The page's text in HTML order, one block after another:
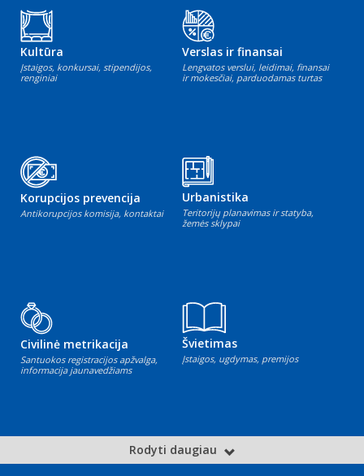
Kultūra
Įstaigos, konkursai, stipendijos,
renginiai
Verslas ir finansai
Lengvatos verslui, leidimai, finansai
ir mokesčiai, parduodamas turtas
Korupcijos prevencija
Antikorupcijos komisija, kontaktai
Urbanistika
Teritorijų planavimas ir statyba,
žemės sklypai
Civilinė metrikacija
Santuokos registracijos apžvalga,
informacija jaunavedžiams
Švietimas
Įstaigos, ugdymas, premijos
Rodyti daugiau